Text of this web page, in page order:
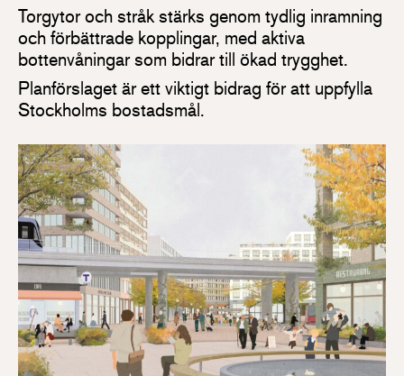
Torgytor och stråk stärks genom tydlig inramning
och förbättrade kopplingar, med aktiva
bottenvåningar som bidrar till ökad trygghet.
Planförslaget är ett viktigt bidrag för att uppfylla
Stockholms bostadsmål.